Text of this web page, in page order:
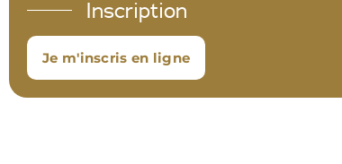
Inscription
Je m'inscris en ligne